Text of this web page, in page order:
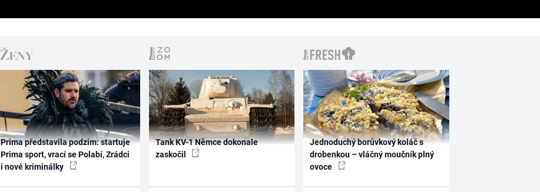
Prima představila podzim: startuje
Prima sport, vrací se Polabí, Zrádci
i nové kriminálky
Tank KV-1 Němce dokonale
zaskočil
Jednoduchý borůvkový koláč s
drobenkou – vláčný moučník plný
ovoce